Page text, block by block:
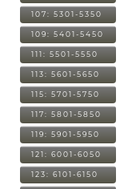
107: 5301-5350
109: 5401-5450
111: 5501-5550
113: 5601-5650
115: 5701-5750
117: 5801-5850
119: 5901-5950
121: 6001-6050
123: 6101-6150